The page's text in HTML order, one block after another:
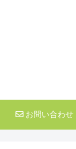
お問い合わせ